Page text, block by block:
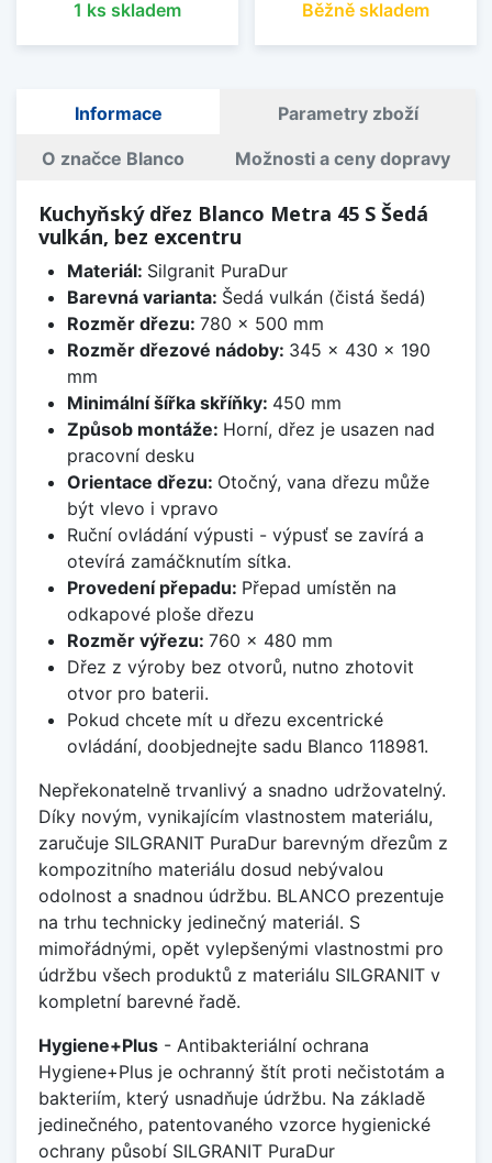
1 ks skladem Běžně skladem
Informace Parametry zboží
O značce Blanco Možnosti a ceny dopravy
Kuchyňský dřez Blanco Metra 45 S Šedá
vulkán, bez excentru
Materiál: Silgranit PuraDur
Barevná varianta: Šedá vulkán (čistá šedá)
Rozměr dřezu: 780 x 500 mm
Rozměr dřezové nádoby: 345 x 430 x 190
mm
Minimální šířka skříňky: 450 mm
Způsob montáže: Horní, dřez je usazen nad
pracovní desku
Orientace dřezu: Otočný, vana dřezu může
být vlevo i vpravo
Ruční ovládání výpusti - výpusť se zavírá a
otevírá zamáčknutím sítka.
Provedení přepadu: Přepad umístěn na
odkapové ploše dřezu
Rozměr výřezu: 760 x 480 mm
Dřez z výroby bez otvorů, nutno zhotovit
otvor pro baterii.
Pokud chcete mít u dřezu excentrické
ovládání, doobjednejte sadu Blanco 118981.
Nepřekonatelně trvanlivý a snadno udržovatelný.
Díky novým, vynikajícím vlastnostem materiálu,
zaručuje SILGRANIT PuraDur barevným dřezům z
kompozitního materiálu dosud nebývalou
odolnost a snadnou údržbu. BLANCO prezentuje
na trhu technicky jedinečný materiál. S
mimořádnými, opět vylepšenými vlastnostmi pro
údržbu všech produktů z materiálu SILGRANIT v
kompletní barevné řadě.
Hygiene+Plus - Antibakteriální ochrana
Hygiene+Plus je ochranný štít proti nečistotám a
bakteriím, který usnadňuje údržbu. Na základě
jedinečného, patentovaného vzorce hygienické
ochrany působí SILGRANIT PuraDur